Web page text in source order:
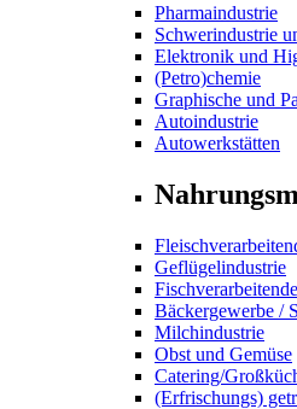
Pharmaindustrie
Schwerindustrie
Elektronik und
(Petro)chemie
Graphische und
Autoindustrie
Autowerkstätten
Geflügelindustrie
Bäckergewerbe /
Milchindustrie
Obst und Gemüse
Catering/
(Erfrischungs)